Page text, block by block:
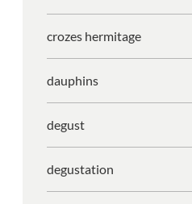
crozes hermitage
dauphins
degust
degustation